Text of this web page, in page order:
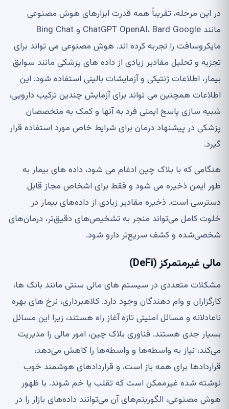
در این مرحله، تقریباً همه قدرت ابزارهای هوش مصنوعی
مانند ChatGPT OpenAI، Bard Google و Bing Chat
مایکروسافت را تجربه کرده اند. هوش مصنوعی می تواند برای
تجزیه و تحلیل مقادیر زیادی از داده های پزشکی مانند سوابق
بیمار، اطلاعات ژنتیکی و آزمایشات بالینی استفاده شود. این
اطلاعات همچنین می تواند برای آزمایش چندین ترکیب دارویی،
شبیه سازی پاسخ ایمنی فرد به آنها و کمک به متخصصان
پزشکی در پیشنهاد درمان برای شرایط خاص مورد استفاده قرار
گیرد.
هنگامی که با بلاک چین ادغام می شود، داده های بیمار به
طور ایمن ذخیره می شود و فقط برای اشخاص مجاز قابل
دسترسی است. ذخیره مقادیر زیادی از داده‌های بیمار در
خلوت کامل می‌تواند منجر به تشخیص‌های دقیق‌تر، درمان‌های
شخصی‌شده و کشف سریع‌تر دارو شود.
مالی غیرمتمرکز (DeFi)
مشکلات متعددی در سیستم های مالی سنتی مانند بانک ها،
کارگزاران و وام دهندگان وجود دارد. کلاهبرداری، نرخ های بهره
ناعادلانه و مسائل امنیتی تازه آغاز راه هستند، زیرا این مسائل
بسیار جدی هستند. فناوری بلاک چین، امور مالی را مدیریت
می‌کند، نیاز به واسطه‌ها و واسطه‌ها را کاهش می‌دهد،
قراردادها برای همه باز است، و قراردادهای هوشمند خوب
نوشته شده غیرممکن است که تقلب یا خم شوند. با ظهور
هوش مصنوعی، الگوریتم‌های آن می‌توانند داده‌های بازار را در